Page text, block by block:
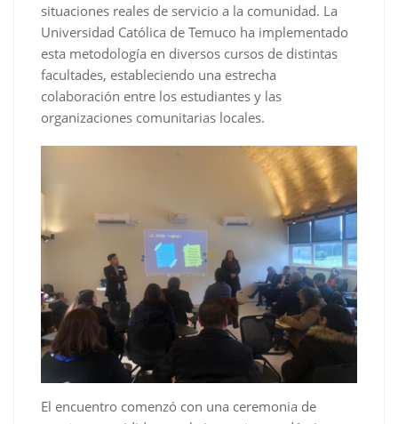
situaciones reales de servicio a la comunidad. La
Universidad Católica de Temuco ha implementado
esta metodología en diversos cursos de distintas
facultades, estableciendo una estrecha
colaboración entre los estudiantes y las
organizaciones comunitarias locales.
El encuentro comenzó con una ceremonia de